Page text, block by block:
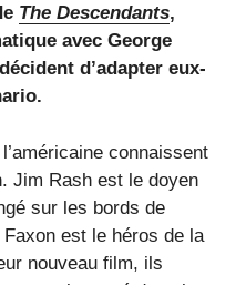
The Descendants,
avec George
d’adapter eux-
connaissent
Jim Rash est le doyen
sur les bords de
est le héros de la
nouveau film, ils